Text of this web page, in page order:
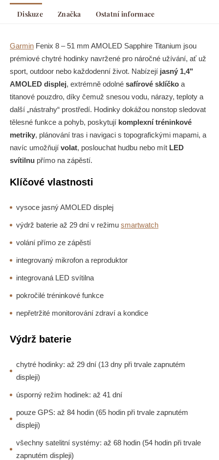
Diskuze Značka Ostatní informace
Garmin Fenix 8 – 51 mm AMOLED Sapphire Titanium jsou
prémiové chytré hodinky navržené pro náročné užívání, ať už
sport, outdoor nebo každodenní život. Nabízejí jasný 1,4"
AMOLED displej, extrémně odolné safírové sklíčko a
titanové pouzdro, díky čemuž snesou vodu, nárazy, teploty a
další „nástrahy“ prostředí. Hodinky dokážou nonstop sledovat
tělesné funkce a pohyb, poskytují komplexní tréninkové
metriky, plánování tras i navigaci s topografickými mapami, a
navíc umožňují volat, poslouchat hudbu nebo mít LED
svítilnu přímo na zápěstí.
Klíčové vlastnosti
vysoce jasný AMOLED displej
výdrž baterie až 29 dní v režimu smartwatch
volání přímo ze zápěstí
integrovaný mikrofon a reproduktor
integrovaná LED svítilna
pokročilé tréninkové funkce
nepřetržité monitorování zdraví a kondice
Výdrž baterie
chytré hodinky: až 29 dní (13 dny při trvale zapnutém
displeji)
úsporný režim hodinek: až 41 dní
pouze GPS: až 84 hodin (65 hodin při trvale zapnutém
displeji)
všechny satelitní systémy: až 68 hodin (54 hodin při trvale
zapnutém displeji)